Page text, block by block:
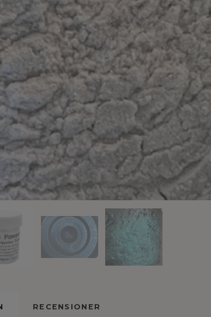
RECENSIONER